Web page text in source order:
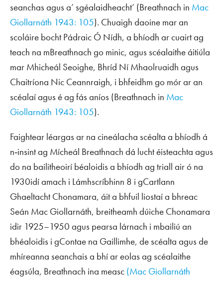
seanchas agus a’ sgéalaidheacht’ (Breathnach in Mac
Giollarnáth 1943: 105). Chuaigh daoine mar an
scoláire bocht Pádraic Ó Nídh, a bhíodh ar cuairt ag
teach na mBreathnach go minic, agus scéalaithe áitiúla
mar Mhicheál Seoighe, Bhríd Ní Mhaolruaidh agus
Chaitríona Nic Ceannraigh, i bhfeidhm go mór ar an
scéalaí agus é ag fás aníos (Breathnach in Mac
Giollarnáth 1943: 105).
Faightear léargas ar na cineálacha scéalta a bhíodh á
n‑insint ag Mícheál Breathnach dá lucht éisteachta agus
do na bailitheoirí béaloidis a bhíodh ag triall air ó na
1930idí amach i Lámhscríbhinn 8 i gCartlann
Ghaeltacht Chonamara, áit a bhfuil liostaí a bhreac
Seán Mac Giollarnáth, breitheamh dúiche Chonamara
idir 1925–1950 agus pearsa lárnach i mbailiú an
bhéaloidis i gContae na Gaillimhe, de scéalta agus de
mhíreanna seanchais a bhí ar eolas ag scéalaithe
éagsúla, Breathnach ina measc (Mac Giollarnáth